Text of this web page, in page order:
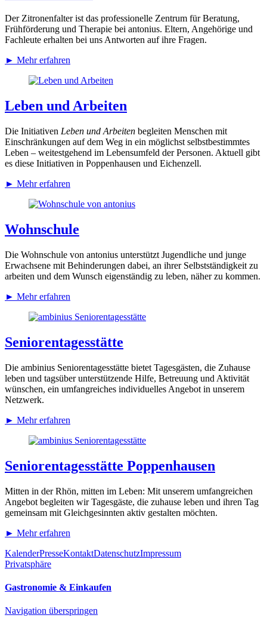
Der Zitronenfalter ist das professionelle Zentrum für Beratung,
Frühförderung und Therapie bei antonius. Eltern, Angehörige und
Fachleute erhalten bei uns Antworten auf ihre Fragen.
► Mehr erfahren
Leben und Arbeiten
Die Initiativen Leben und Arbeiten begleiten Menschen mit
Einschränkungen auf dem Weg in ein möglichst selbstbestimmtes
Leben – weitestgehend im Lebensumfeld der Personen. Aktuell gibt
es diese Initiativen in Poppenhausen und Eichenzell.
► Mehr erfahren
Wohnschule
Die Wohnschule von antonius unterstützt Jugendliche und junge
Erwachsene mit Behinderungen dabei, an ihrer Selbstständigkeit zu
arbeiten und dem Wunsch eigenständig zu leben, näher zu kommen.
► Mehr erfahren
Senioren­tagesstätte
Die ambinius Seniorentagesstätte bietet Tagesgästen, die Zuhause
leben und tagsüber unterstützende Hilfe, Betreuung und Aktivität
wünschen, ein umfangreiches individuelles Angebot in unserem
Netzwerk.
► Mehr erfahren
Senioren­tagesstätte Poppenhausen
Mitten in der Rhön, mitten im Leben: Mit unserem umfangreichen
Angebot begleiten wir Tagesgäste, die zuhause leben und ihren Tag
gemeinsam mit Gleichgesinnten aktiv gestalten möchten.
► Mehr erfahren
KalenderPresseKontaktDatenschutzImpressum
Privatsphäre
Gastronomie & Einkaufen
Navigation überspringen